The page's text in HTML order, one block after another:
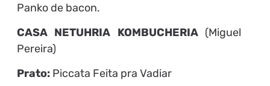
Panko de bacon.
CASA NETUHRIA KOMBUCHERIA (Miguel
Pereira)
Prato: Piccata Feita pra Vadiar